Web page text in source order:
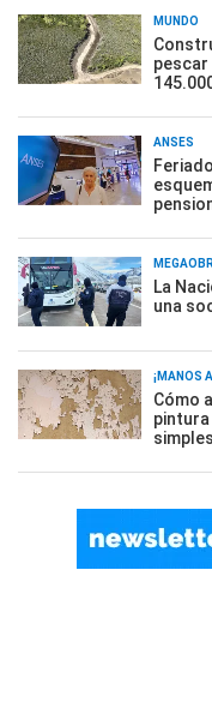
MUNDO
pescar
ANSES
La
una
¡MANOS
Cómo